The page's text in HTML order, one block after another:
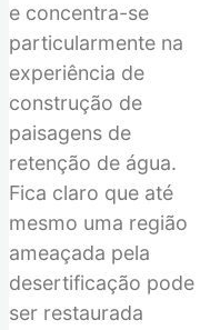
e concentra-se
particularmente na
experiência de
construção de
paisagens de
retenção de água.
Fica claro que até
mesmo uma região
ameaçada pela
desertificação pode
ser restaurada